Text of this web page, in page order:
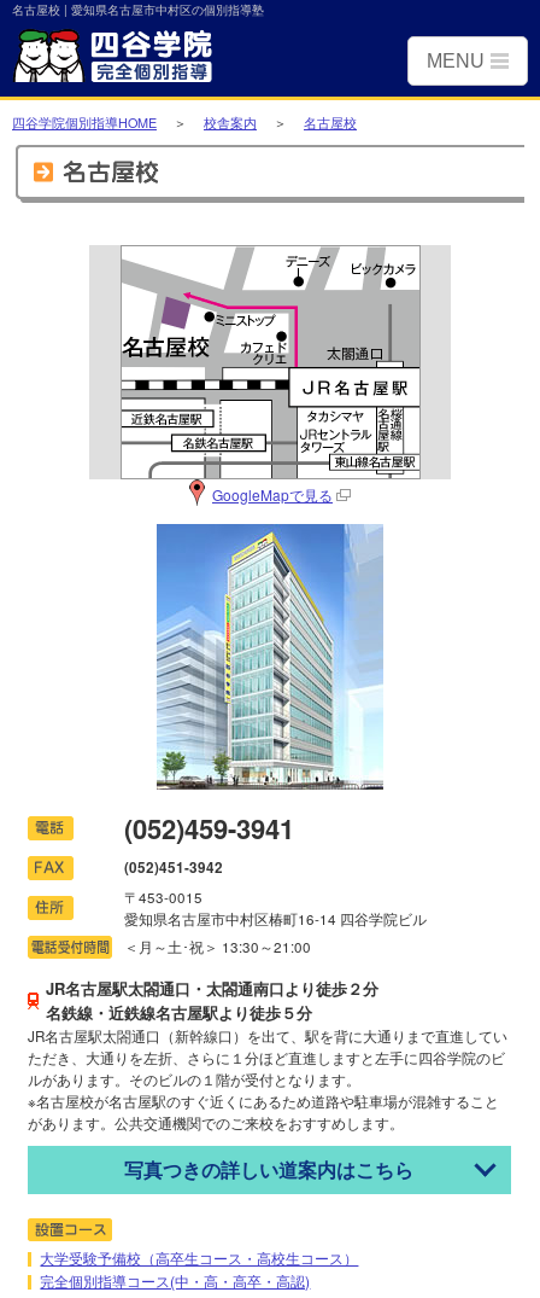
名古屋校 | 愛知県名古屋市中村区の個別指導塾
MENU
個別トップ
小学生コース
中学生コース
高校生・大学受験コース
個別指導オンライン
教室・自習室
よくあるご質問
安全への取り組み
四谷学院個別指導HOME ＞ 校舎案内 ＞ 名古屋校
GoogleMapで見る
(052)459-3941
(052)451-3942
〒453-0015
愛知県名古屋市中村区椿町16-14 四谷学院ビル
＜月～土･祝＞ 13:30～21:00
JR名古屋駅太閤通口・太閤通南口より徒歩２分
名鉄線・近鉄線名古屋駅より徒歩５分
JR名古屋駅太閤通口（新幹線口）を出て、駅を背に大通りまで直進してい
ただき、大通りを左折、さらに１分ほど直進しますと左手に四谷学院のビ
ルがあります。そのビルの１階が受付となります。
※名古屋校が名古屋駅のすぐ近くにあるため道路や駐車場が混雑すること
があります。公共交通機関でのご来校をおすすめします。
写真つきの詳しい道案内はこちら
大学受験予備校（高卒生コース・高校生コース）
完全個別指導コース(中・高・高卒・高認)